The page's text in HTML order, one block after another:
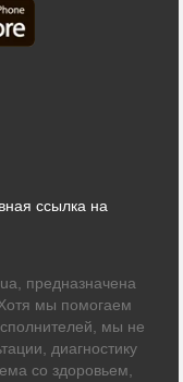
ссылка на
предназначена
мы помогаем
мы не
диагностику
со здоровьем,